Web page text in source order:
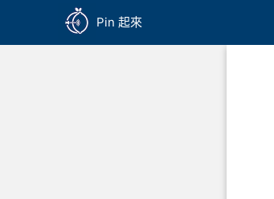
Pin 起來